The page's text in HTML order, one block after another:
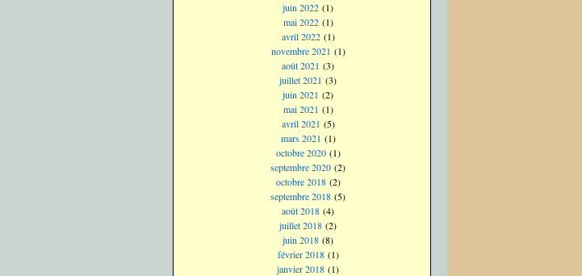
juin 2022 (1)
mai 2022(1)
avril 2022(1)
novembre 2021 (1)
août 2021 (3)
juillet 2021 (3)
juin 2021 (2)
mai 2021 (1)
avril 2021 (5)
mars 2021 (1)
octobre 2020(1)
septembre 2020 (2)
octobre 2018(2)
septembre 2018 (5)
août 2018 (4)
juillet 2018 (2)
juin 2018 (8)
février 2018(1)
janvier 2018 (1)